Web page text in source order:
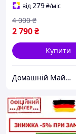
від279₴/міс
2 790₴
4 000 ₴
Купити
Домашній Майстер